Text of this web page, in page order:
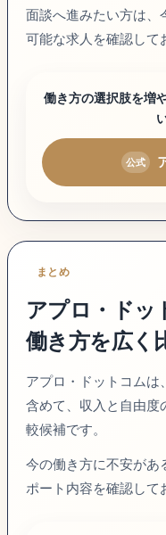
面談へ進みたい方は、
可能な求人を確認して
働き方の選択肢を増
まとめ
アプロ・ドッ
働き方を広く
アプロ・ドットコムは
含めて、収入と自由度
較候補です。
今の働き方に不安があ
ポート内容を確認して